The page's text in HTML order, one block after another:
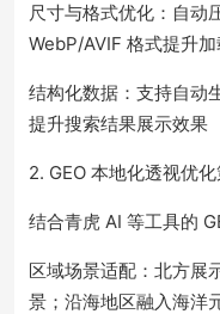
尺寸与格式优化：自动
WebP/AVIF 格式提升
结构化数据：支持自动
提升搜索结果展示效果
2. GEO 本地化透视优
结合青虎 AI 等工具的
区域场景适配：北方展
景；沿海地区融入海洋